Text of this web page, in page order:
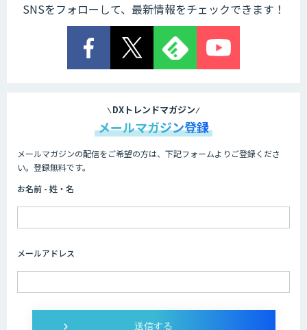
Dify開発支援
Dify導入・AIエージェント活用支援サー
Web広告・SNS施策立案/レポーティング
SNSをフォローして、最新情報をチェックできます！
DXトレンドマガジン
メールマガジン登録
メールマガジンの配信をご希望の方は、下記フォームよりご登録くださ
い。登録無料です。
お名前 - 姓・名
メールアドレス